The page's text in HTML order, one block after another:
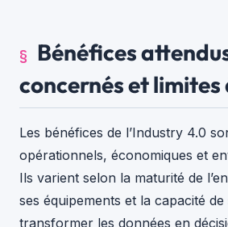
Bénéfices
concernés et
Les bénéfices de l’Industry 4.0
opérationnels, économiques et
Ils varient selon la maturité de
ses équipements et la capacité de
transformer les données en